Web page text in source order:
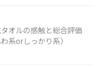
タオルの感触と総合評価
系orしっかり系）